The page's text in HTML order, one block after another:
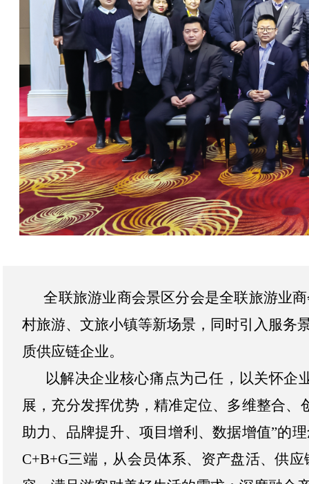
全联旅游业商会景区分会是全联旅游业商
村旅游、文旅小镇等新场景，同时引入服务
质供应链企业。
以解决企业核心痛点为己任，以关怀企
展，充分发挥优势，精准定位、多维整合
助力、品牌提升、项目增利、数据增值”的
C+B+G三端，从会员体系、资产盘活、供